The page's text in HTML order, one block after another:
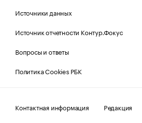
Источники данных
Источник отчетности Контур.Фокус
Вопросы и ответы
Политика Cookies РБК
Контактная информация
Редакция